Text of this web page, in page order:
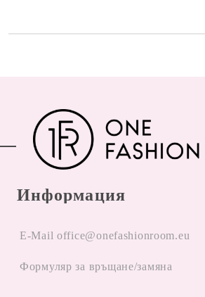
Информация
E-Mail office@onefashionroom.eu
Формуляр за връщане/замяна